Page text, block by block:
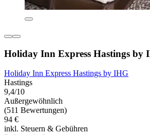
Holiday Inn Express Hastings by
Holiday Inn Express Hastings by IHG
Hastings
9,4/10
Außergewöhnlich
(511 Bewertungen)
94 €
inkl. Steuern & Gebühren